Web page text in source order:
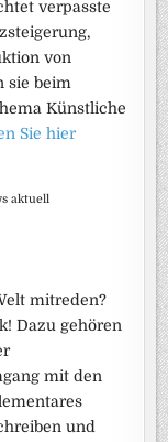
verpasste
von
sie beim
Künstliche
Sie hier
aktuell
mitreden?
Dazu gehören
mit den
und